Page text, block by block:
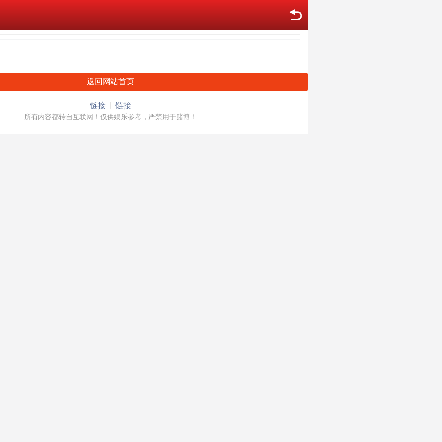
返回网站首页
链接 链接
所有内容都转自互联网！仅供娱乐参考，严禁用于赌博！